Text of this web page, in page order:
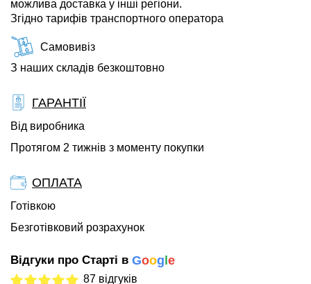
можлива доставка у інші регіони.
Згідно тарифів транспортного оператора
Самовивіз
З наших складів безкоштовно
ГАРАНТІЇ
Від виробника
Протягом 2 тижнів з моменту покупки
ОПЛАТА
Готівкою
Безготівковий розрахунок
Відгуки про Старті в Goog e
87 відгуків